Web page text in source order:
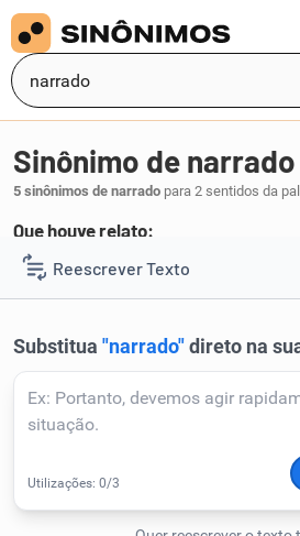
Reescrever Texto
Corrigir Texto
Humanizador de IA
Sinônimo de narrado
5 sinônimos de narrado para 2 sentidos da
Que houve relato:
1 relacionado.